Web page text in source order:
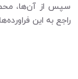
سپس از آن‌ها،
راجع‌ به این